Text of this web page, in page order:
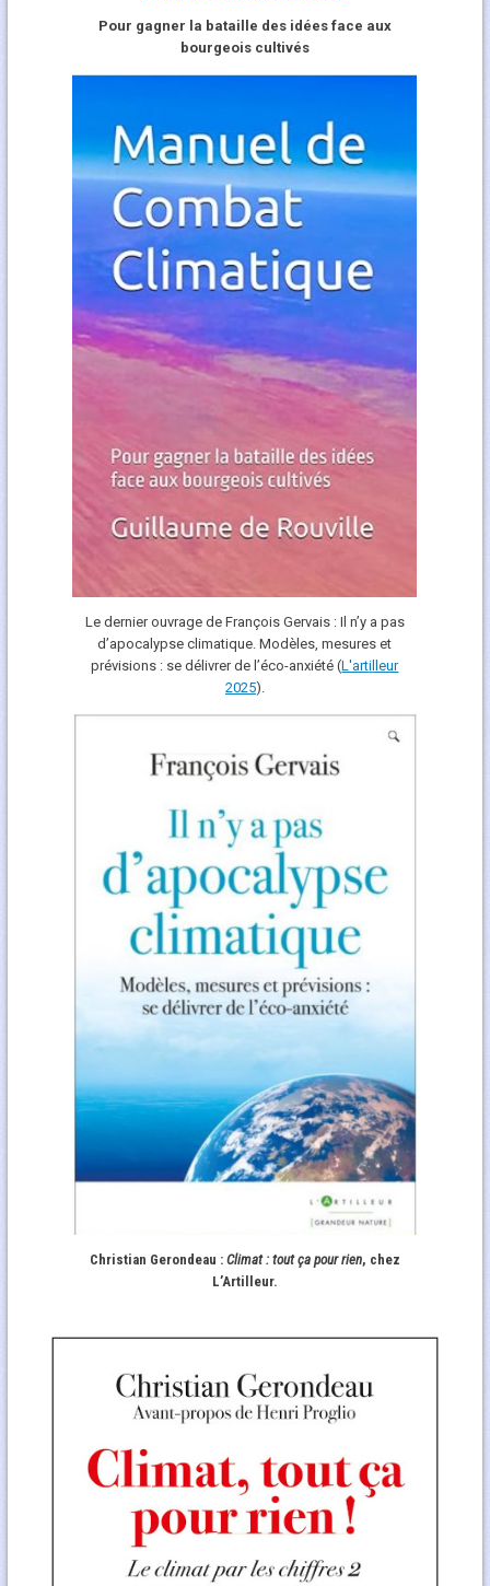
Pour gagner la bataille des idées face aux
bourgeois cultivés
Le dernier ouvrage de François Gervais : Il n’y a pas
d’apocalypse climatique. Modèles, mesures et
prévisions : se délivrer de l’éco-anxiété (L'arti lleur
2025).
Christian Gerondeau : Climat : tout ça pour rien, chez
L’Artilleur.